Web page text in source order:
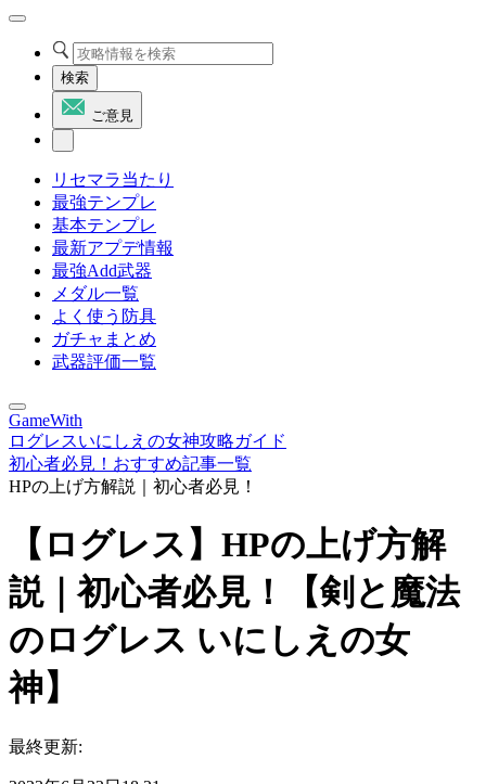
検索
ご意見
リセマラ当たり
最強テンプレ
基本テンプレ
最新アプデ情報
最強Add武器
メダル一覧
よく使う防具
ガチャまとめ
武器評価一覧
GameWith
ログレスいにしえの女神攻略ガイド
初心者必見！おすすめ記事一覧
HPの上げ方解説｜初心者必見！
【ログレス】HPの上げ方解
説｜初心者必見！【剣と魔法
のログレス いにしえの女
神】
最終更新: